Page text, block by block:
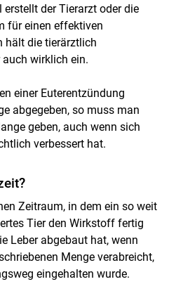
der Tierarzt oder die
für einen effektiven
hält die tierärztlich
wirklich ein.
einer Euterentzündung
abgegeben, so muss man
geben, auch wenn sich
verbessert hat.
Zeitraum, in dem ein so weit
Tier den Wirkstoff fertig
Leber abgebaut hat, wenn
Menge verabreicht,
eingehalten wurde.